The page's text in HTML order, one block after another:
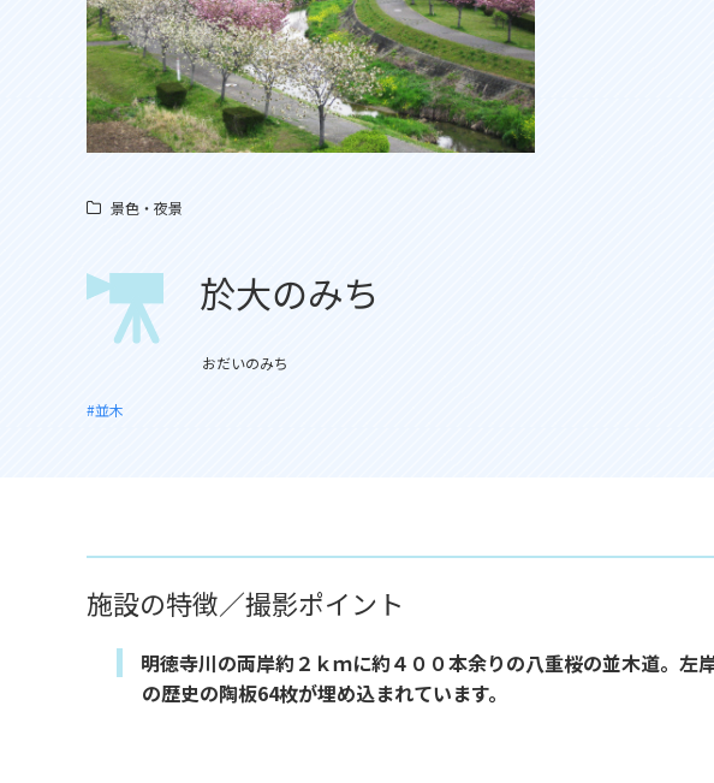
景色・夜景
於大のみち
おだいのみち
#並木
施設の特徴／撮影ポイント
明徳寺川の両岸約２ｋｍに約４００本余りの八重桜の並木道。左
の歴史の陶板64枚が埋め込まれています。